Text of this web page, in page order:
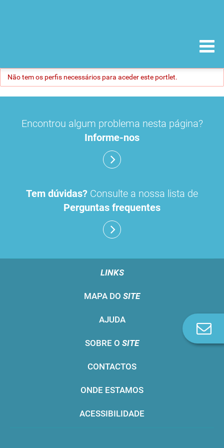
Não tem os perfis necessários para aceder este portlet.
Encontrou algum problema nesta página?
Informe-nos
Tem dúvidas? Consulte a nossa lista de
Perguntas frequentes
LINKS
MAPA DO SITE
AJUDA
SOBRE O SITE
CONTACTOS
ONDE ESTAMOS
ACESSIBILIDADE